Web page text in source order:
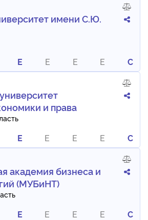
имени С.Ю.
E E E E
C
и права
E E E E
C
академия бизнеса и
(МУБиНТ)
E E E E
C